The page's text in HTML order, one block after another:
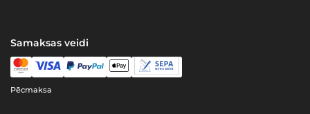
Samaksas veidi
Pēcmaksa